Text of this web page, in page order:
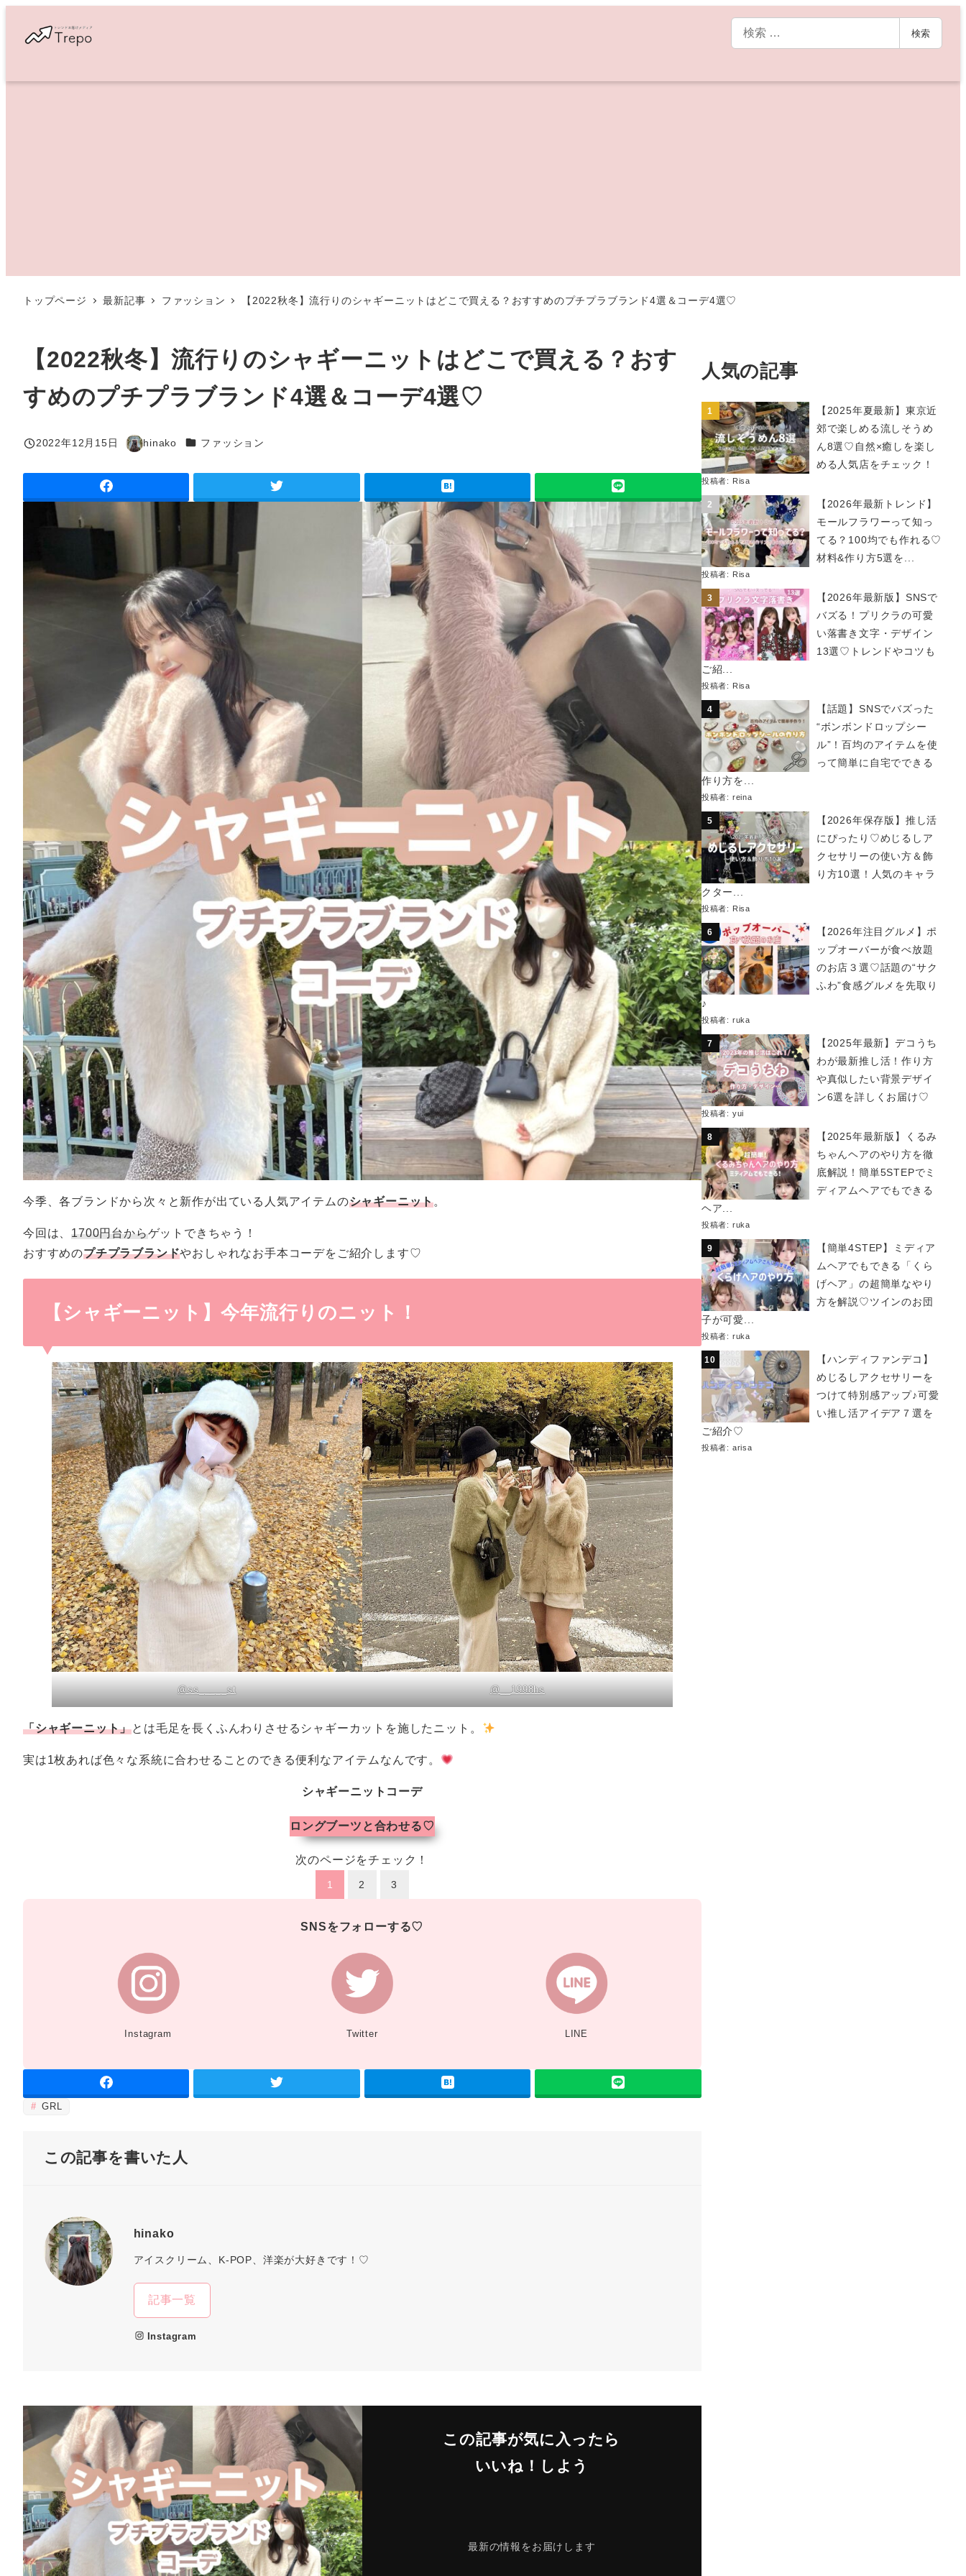
索
検索
トップページ 最新記事 ファッション 【2022秋冬】流行りのシャギーニットはどこで買える？おすすめのプチプラブランド4選＆コーデ4選♡
【2022秋冬】流行りのシャギーニットはどこで買える？おす
すめのプチプラブランド4選＆コーデ4選♡
投稿日
2022年12月15日
著
hinako カテゴリー
ファッション
今季、各ブランドから次々と新作が出ている人気アイテムのシャギーニット。
今回は、1700円台からゲットできちゃう！
おすすめのプチプラブランドやおしゃれなお手本コーデをご紹介します♡
【シャギーニット】今年流行りのニット！
@ss_____st @__1998hs
「シャギーニット」とは毛足を長くふんわりさせるシャギーカットを施したニット。
実は1枚あれば色々な系統に合わせることのできる便利なアイテムなんです。
シャギーニットコーデ
ロングブーツと合わせる♡
次のページをチェック！
1 2 3
SNSをフォローする♡
Instagram Twitter LINE
GRL
この記事を書いた人
hinako
アイスクリーム、K-POP、洋楽が大好きです！♡
記事一覧
Instagram
この記事が気に入ったら
いいね！しよう
最新の情報をお届けします
人気の記事
【2025年夏最新】東京近
郊で楽しめる流しそうめ
ん8選♡自然×癒しを楽し
める人気店をチェック！
投稿者: Risa
【2026年最新トレンド】
モールフラワーって知っ
てる？100均でも作れる♡
材料&作り方5選を...
投稿者: Risa
【2026年最新版】SNSで
バズる！プリクラの可愛
い落書き文字・デザイン
13選♡トレンドやコツも
ご紹...
投稿者: Risa
【話題】SNSでバズった
“ボンボンドロップシー
ル”！百均のアイテムを使
って簡単に自宅でできる
作り方を...
投稿者: reina
【2026年保存版】推し活
にぴったり♡めじるしア
クセサリーの使い方＆飾
り方10選！人気のキャラ
クター...
投稿者: Risa
【2026年注目グルメ】ポ
ップオーバーが食べ放題
のお店３選♡話題の“サク
ふわ”食感グルメを先取り
♪
投稿者: ruka
【2025年最新】デコうち
わが最新推し活！作り方
や真似したい背景デザイ
ン6選を詳しくお届け♡
投稿者: yui
【2025年最新版】くるみ
ちゃんヘアのやり方を徹
底解説！簡単5STEPでミ
ディアムヘアでもできる
ヘア...
投稿者: ruka
【簡単4STEP】ミディア
ムヘアでもできる「くら
げヘア」の超簡単なやり
方を解説♡ツインのお団
子が可愛...
投稿者: ruka
【ハンディファンデコ】
めじるしアクセサリーを
つけて特別感アップ♪可愛
い推し活アイデア７選を
ご紹介♡
投稿者: arisa